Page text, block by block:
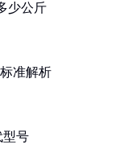
少公斤
准解析
型号